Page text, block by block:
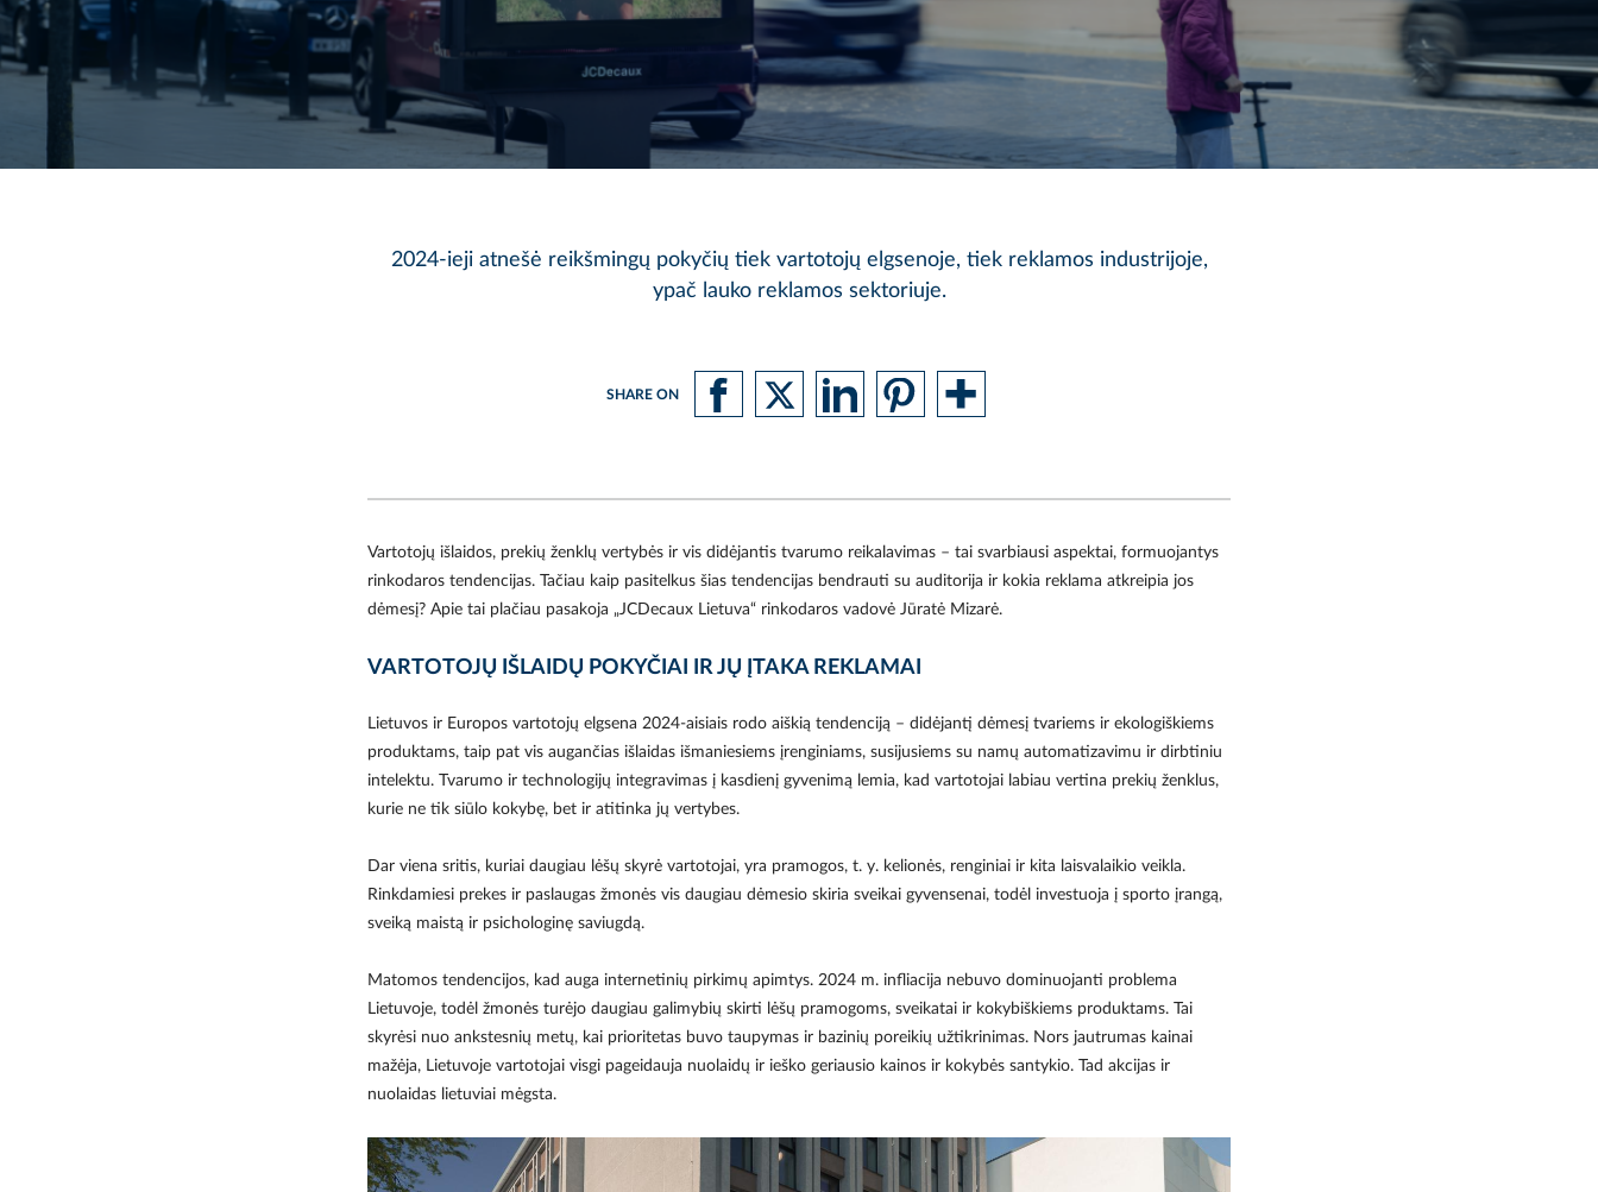
2024-ieji atnešė reikšmingų pokyčių tiek vartotojų elgsenoje, tiek reklamos industrijoje,
ypač lauko reklamos sektoriuje.
SHARE ON
Vartotojų išlaidos, prekių ženklų vertybės ir vis didėjantis tvarumo reikalavimas – tai svarbiausi aspektai, formuojantys
rinkodaros tendencijas. Tačiau kaip pasitelkus šias tendencijas bendrauti su auditorija ir kokia reklama atkreipia jos
dėmesį? Apie tai plačiau pasakoja „JCDecaux Lietuva“ rinkodaros vadovė Jūratė Mizarė.
VARTOTOJŲ IŠLAIDŲ POKYČIAI IR JŲ ĮTAKA REKLAMAI
Lietuvos ir Europos vartotojų elgsena 2024-aisiais rodo aiškią tendenciją – didėjantį dėmesį tvariems ir ekologiškiems
produktams, taip pat vis augančias išlaidas išmaniesiems įrenginiams, susijusiems su namų automatizavimu ir dirbtiniu
intelektu. Tvarumo ir technologijų integravimas į kasdienį gyvenimą lemia, kad vartotojai labiau vertina prekių ženklus,
kurie ne tik siūlo kokybę, bet ir atitinka jų vertybes.
Dar viena sritis, kuriai daugiau lėšų skyrė vartotojai, yra pramogos, t. y. kelionės, renginiai ir kita laisvalaikio veikla.
Rinkdamiesi prekes ir paslaugas žmonės vis daugiau dėmesio skiria sveikai gyvensenai, todėl investuoja į sporto įrangą,
sveiką maistą ir psichologinę saviugdą.
Matomos tendencijos, kad auga internetinių pirkimų apimtys. 2024 m. infliacija nebuvo dominuojanti problema
Lietuvoje, todėl žmonės turėjo daugiau galimybių skirti lėšų pramogoms, sveikatai ir kokybiškiems produktams. Tai
skyrėsi nuo ankstesnių metų, kai prioritetas buvo taupymas ir bazinių poreikių užtikrinimas. Nors jautrumas kainai
mažėja, Lietuvoje vartotojai visgi pageidauja nuolaidų ir ieško geriausio kainos ir kokybės santykio. Tad akcijas ir
nuolaidas lietuviai mėgsta.